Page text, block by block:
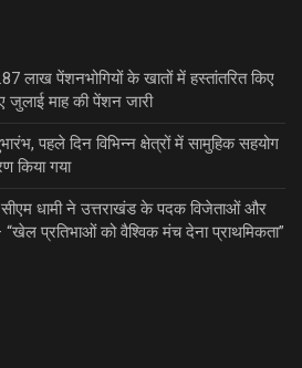
लाख पेंशनभोगियों के खातों में हस्तांतरित किए
जुलाई माह की पेंशन जारी
पहले दिन विभिन्न क्षेत्रों में सामुहिक सहयोग
किया गया
धामी ने उत्तराखंड के पदक विजेताओं और
“खेल प्रतिभाओं को वैश्विक मंच देना प्राथमिकता”